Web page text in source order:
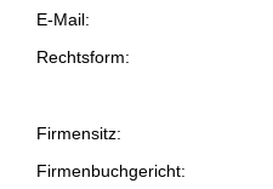
E-Mail:
Rechtsform:
Firmensitz:
Firmenbuchgericht: